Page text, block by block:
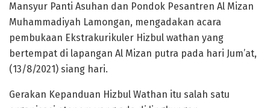
Mansyur Panti Asuhan dan Pondok Pesantren Al Mizan
Muhammadiyah Lamongan, mengadakan acara
pembukaan Ekstrakurikuler Hizbul wathan yang
bertempat di lapangan Al Mizan putra pada hari Jum’at,
(13/8/2021) siang hari.
Gerakan Kepanduan Hizbul Wathan itu salah satu